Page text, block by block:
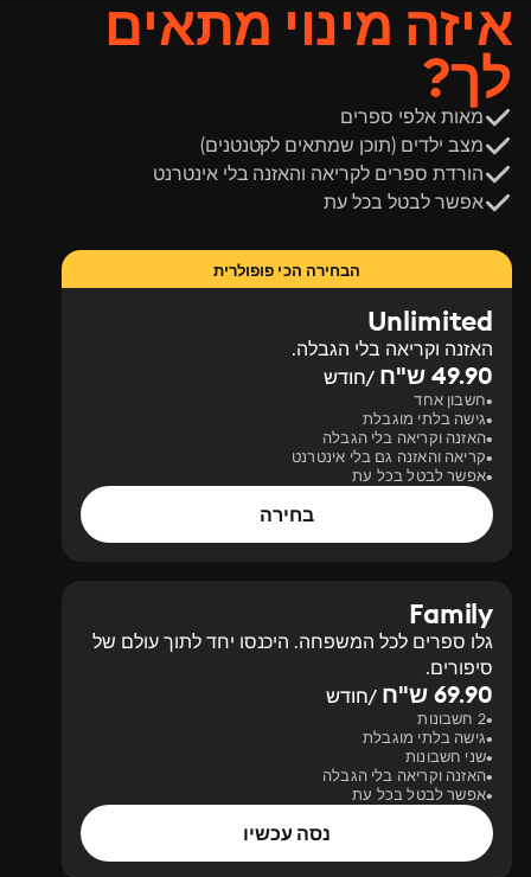
איזה מינוי מתאים
לך?
מאות אלפי ספרים
מצב ילדים (תוכן שמתאים לקטנטנים)
הורדת ספרים לקריאה והאזנה בלי אינטרנט
אפשר לבטל בכל עת
הבחירה הכי פופולרית
Unlimited
האזנה וקריאה בלי הגבלה.
49.90 ש"ח /חודש
חשבון אחד
גישה בלתי מוגבלת
האזנה וקריאה בלי הגבלה
קריאה והאזנה גם בלי אינטרנט
אפשר לבטל בכל עת
בחירה
Family
גלו ספרים לכל המשפחה. היכנסו יחד לתוך עולם של
סיפורים.
69.90 ש"ח /חודש
2 חשבונות
גישה בלתי מוגבלת
שני חשבונות
האזנה וקריאה בלי הגבלה
אפשר לבטל בכל עת
נסה עכשיו